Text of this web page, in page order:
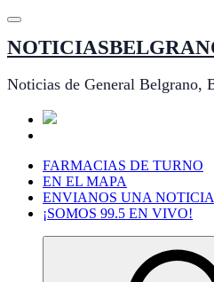
Saltar
contenido
Noticias de General Belgrano,
FARMACIAS DE TURNO
EN EL MAPA
ENVIANOS UNA NOTICIA
¡SOMOS 99.5 EN VIVO!